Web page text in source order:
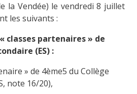
la Vendée) le vendredi 8 juillet
les suivants :
classes partenaires » de
(ES) :
» de 4ème5 du Collège
note 16/20),